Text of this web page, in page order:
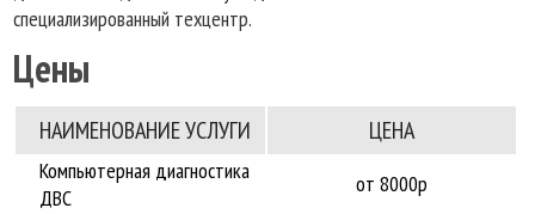
специализированный техцентр.
Цены
НАИМЕНОВАНИЕ УCЛУГИ ЦЕНА
Компьютерная диагностика
ДВС
от 8000р